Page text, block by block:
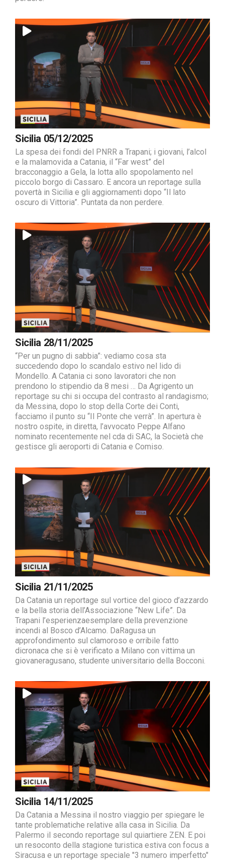
Sicilia 05/12/2025
La spesa dei fondi del PNRR a Trapani; i giovani, l’alcol
e la malamovida a Catania, il “Far west” del
bracconaggio a Gela, la lotta allo spopolamento nel
piccolo borgo di Cassaro. E ancora un reportage sulla
povertà in Sicilia e gli aggiornamenti dopo “Il lato
oscuro di Vittoria”. Puntata da non perdere.
Sicilia 28/11/2025
“Per un pugno di sabbia”: vediamo cosa sta
succedendo dopo lo scandalo estivo nel lido di
Mondello. A Catania ci sono lavoratori che non
prendono lo stipendio da 8 mesi … Da Agrigento un
reportage su chi si occupa del contrasto al randagismo;
da Messina, dopo lo stop della Corte dei Conti,
facciamo il punto su “Il Ponte che verrà”. In apertura è
nostro ospite, in diretta, l’avvocato Peppe Alfano
nominato recentemente nel cda di SAC, la Società che
gestisce gli aeroporti di Catania e Comiso.
Sicilia 21/11/2025
Da Catania un reportage sul vortice del gioco d’azzardo
e la bella storia dell’Associazione “New Life”. Da
Trapani l’esperienzaesemplare della prevenzione
incendi al Bosco d’Alcamo. DaRagusa un
approfondimento sul clamoroso e orribile fatto
dicronaca che si è verificato a Milano con vittima un
giovaneragusano, studente universitario della Bocconi.
Sicilia 14/11/2025
Da Catania a Messina il nostro viaggio per spiegare le
tante problematiche relative alla casa in Sicilia. Da
Palermo il secondo reportage sul quiartiere ZEN. E poi
un resoconto della stagione turistica estiva con focus a
Siracusa e un reportage speciale "3 numero imperfetto"